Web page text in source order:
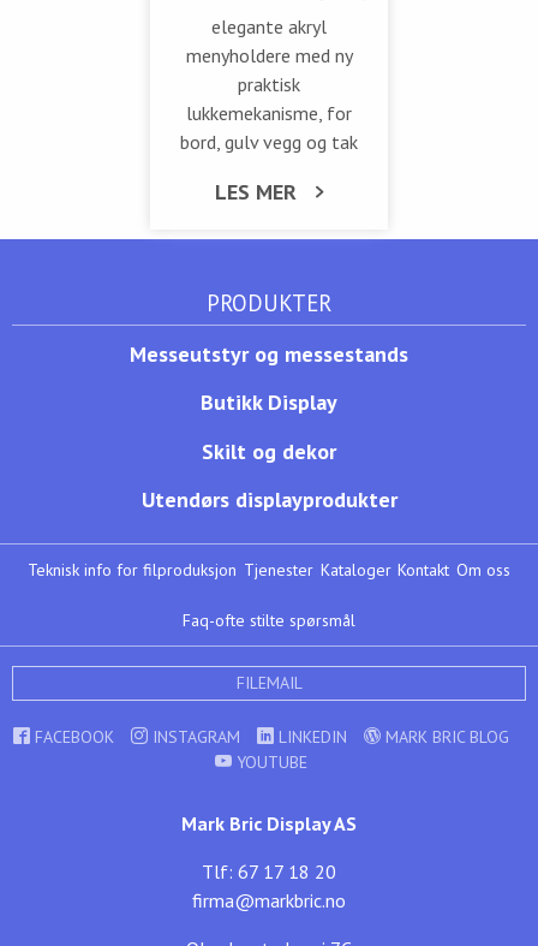
elegante akryl
menyholdere med ny
praktisk
lukkemekanisme, for
bord, gulv vegg og tak
LES MER
PRODUKTER
Messeutstyr og messestands
Butikk Display
Skilt og dekor
Utendørs displayprodukter
Teknisk info for filproduksjon Tjenester Kataloger Kontakt Om oss
Faq-ofte stilte spørsmål
FILEMAIL
FACEBOOK INSTAGRAM LINKEDIN
MARK BRIC BLOG
YOUTUBE
Mark Bric Display AS
Tlf: 67 17 18 20
firma@markbric.no